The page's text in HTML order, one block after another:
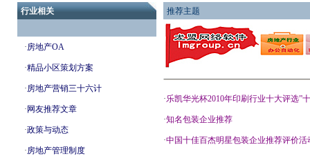
行业相关
·房地产OA
·精品小区策划方案
·房地产营销三十六计
· 网友推荐文章
·政策与动态
·房地产管理制度
推荐主题
·乐凯华光杯2010年印刷行业十大评选”
·知名包装企业推荐
·中国十佳百杰明星包装企业推荐评价活